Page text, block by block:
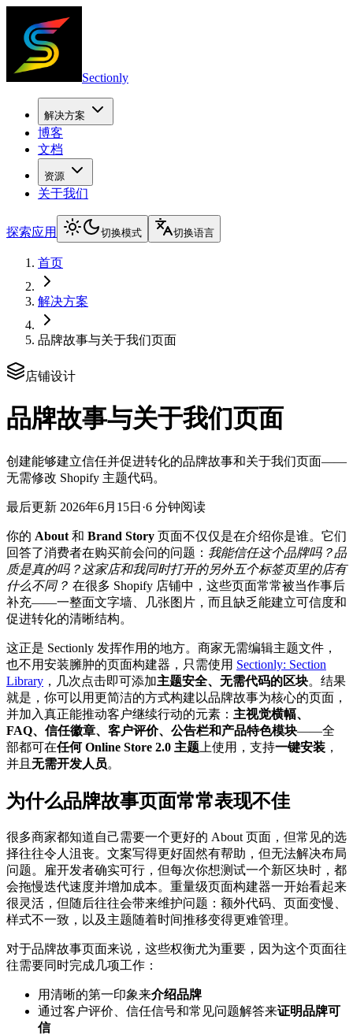
Sectionly
解决方案
博客
文档
资源
关于我们
探索应用 切换模式 切换语言
首页
解决方案
品牌故事与关于我们页面
店铺设计
品牌故事与关于我们页面
创建能够建立信任并促进转化的品牌故事和关于我们页面——
无需修改 Shopify 主题代码。
最后更新 2026年6月15日 ·6 分钟阅读
你的 About 和 Brand Story 页面不仅仅是在介绍你是谁。它们
回答了消费者在购买前会问的问题： 我能信任这个品牌吗？品
质是真的吗？这家店和我同时打开的另外五个标签页里的店有
什么不同？ 在很多 Shopify 店铺中，这些页面常常被当作事后
补充——一整面文字墙、几张图片，而且缺乏能建立可信度和
促进转化的清晰结构。
这正是 Sectionly 发挥作用的地方。商家无需编辑主题文件，
也不用安装臃肿的页面构建器，只需使用 Sectionly: Section
Library ，几次点击即可添加主题安全、无需代码的区块。结果
就是，你可以用更简洁的方式构建以品牌故事为核心的页面，
并加入真正能推动客户继续行动的元素： 主视觉横幅、
FAQ、信任徽章、客户评价、公告栏和产品特色模块——全
部都可在任何 Online Store 2.0 主题 上使用，支持一键安装 ，
并且 无需开发人员。
为什么品牌故事页面常常表现不佳
很多商家都知道自己需要一个更好的 About 页面，但常见的选
择往往令人沮丧。文案写得更好固然有帮助，但无法解决布局
问题。雇开发者确实可行，但每次你想测试一个新区块时，都
会拖慢迭代速度并增加成本。重量级页面构建器一开始看起来
很灵活，但随后往往会带来维护问题：额外代码、页面变慢、
样式不一致，以及主题随着时间推移变得更难管理。
对于品牌故事页面来说，这些权衡尤为重要，因为这个页面往
往需要同时完成几项工作：
用清晰的第一印象来介绍品牌
通过客户评价、信任信号和常见问题解答来证明品牌可
信